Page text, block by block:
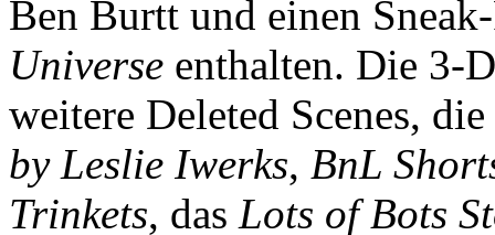
Ben Burtt und einen
Universe enthalten. Die 3-
weitere Deleted Scenes,
by Leslie Iwerks, BnL
Trinkets, das Lots of Bots